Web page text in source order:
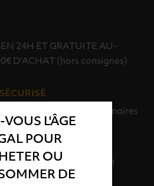
VOUS L'ÂGE
POUR
OU
DE
24H ET GRATUITE AU-
D'ACHAT (hors consignes)
sérénité avec nos partenaires
sont à votre disposition